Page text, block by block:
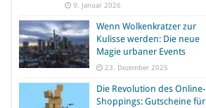
9. Januar 2026
Wenn Wolkenkratzer zur
Kulisse werden: Die neue
Magie urbaner Events
23. Dezember 2025
Die Revolution des Online-
Shoppings: Gutscheine für